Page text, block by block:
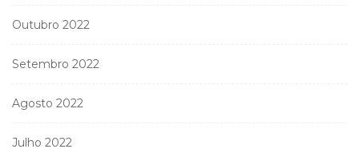
Outubro 2022
Setembro 2022
Agosto 2022
Julho 2022